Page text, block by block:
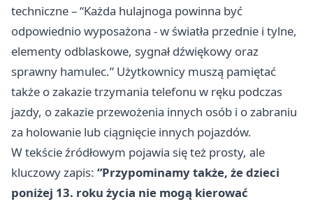
techniczne – “Każda hulajnoga powinna być
odpowiednio wyposażona - w światła przednie i tylne,
elementy odblaskowe, sygnał dźwiękowy oraz
sprawny hamulec.” Użytkownicy muszą pamiętać
także o zakazie trzymania telefonu w ręku podczas
jazdy, o zakazie przewożenia innych osób i o zabraniu
za holowanie lub ciągnięcie innych pojazdów.
W tekście źródłowym pojawia się też prosty, ale
kluczowy zapis: “Przypominamy także, że dzieci
poniżej 13. roku życia nie mogą kierować